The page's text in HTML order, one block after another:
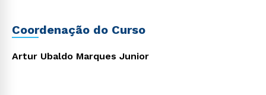
Coordenação do Curso
Artur Ubaldo Marques Junior